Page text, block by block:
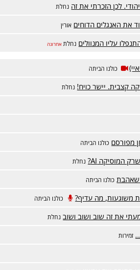
לכן הזכרתי את זה נחלת
את האנגלים הדוחים אורין
עליו המנוולים נחלת אחרונה
כולנו הביתה
קצבית. יישר כויח! נחלת
מפורסם כולנו הביתה
נחלת
כולנו הביתה
משוגעות, מה עדיף? כולנו הביתה
את זה שוב ושוב ושוב נחלת
זמירות